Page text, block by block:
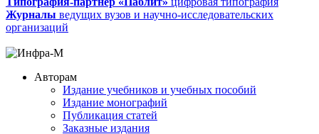
Журналы ведущих вузов и научно-исследовательских
организаций
Авторам
Издание учебников и учебных пособий
Издание монографий
Публикация статей
Заказные издания